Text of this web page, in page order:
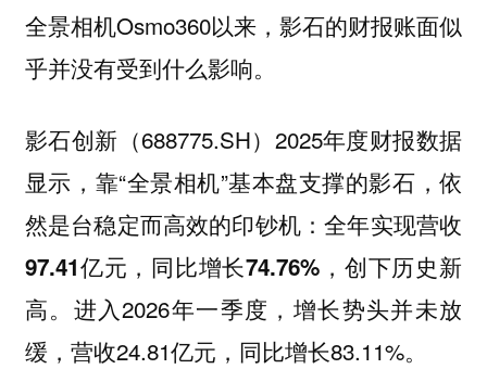
全景相机Osmo360以来，影石的财报账面似
乎并没有受到什么影响。
影石创新（688775.SH）2025年度财报数据
显示，靠“全景相机”基本盘支撑的影石，依
然是台稳定而高效的印钞机：全年实现营收
97.41亿元，同比增长74.76%，创下历史新
高。进入2026年一季度，增长势头并未放
缓，营收24.81亿元，同比增长83.11%。